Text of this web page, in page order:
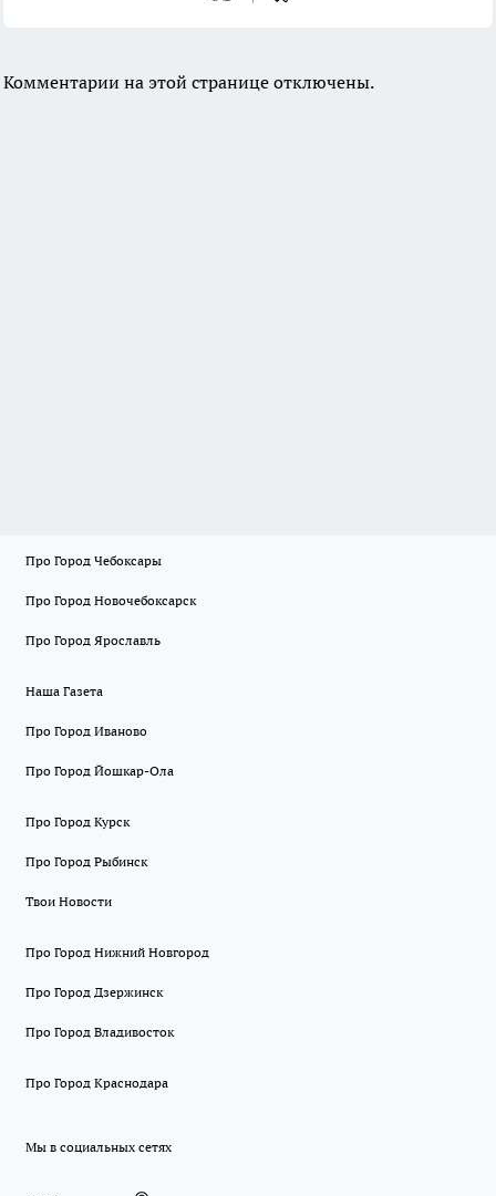
Комментарии на этой странице отключены.
Про Город Чебоксары
Про Город Новочебоксарск
Про Город Ярославль
Наша Газета
Про Город Иваново
Про Город Йошкар-Ола
Про Город Курск
Про Город Рыбинск
Твои Новости
Про Город Нижний Новгород
Про Город Дзержинск
Про Город Владивосток
Про Город Краснодара
Мы в социальных сетях